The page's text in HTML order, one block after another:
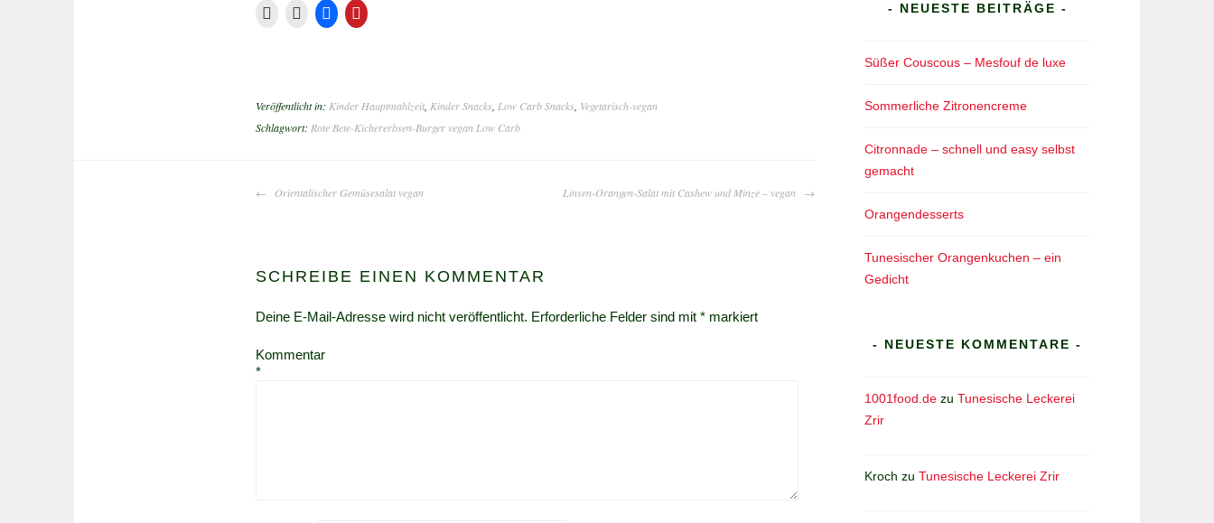
Veröffentlicht in: Kinder Hauptmahlzeit Kinder Snacks Low Carb Snacks Vegetarisch-vegan
Schlagwort: Rote Bete-Kichererbsen-Burger vegan Low Carb
BEITRAGS-
Orientalischer Gemüsesalat vegan Linsen-Orangen-Salat mit Cashew und Minze – vegan
SCHREIBE EINEN KOMMENTAR
Deine E-Mail-Adresse wird nicht veröffentlicht. Erforderliche Felder sind mit * markiert
Kommentar
*
- NEUESTE BEITRÄGE -
Süßer Couscous – Mesfouf de luxe
Sommerliche Zitronencreme
Citronnade – schnell und easy selbst
gemacht
Orangendesserts
Tunesischer Orangenkuchen – ein
Gedicht
- NEUESTE KOMMENTARE -
1001food.de zu Tunesische Leckerei
Zrir
Kroch zu Tunesische Leckerei Zrir